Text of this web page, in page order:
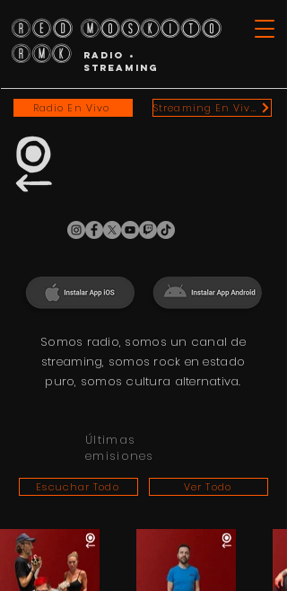
RED MOSKITO
Radio En Vivo
RMK
RADIO •
STREAMING
Streaming En Vivo
Somos radio, somos un canal de
streaming, somos rock en estado
puro, somos cultura alternativa.
Últimas
emisiones
Escuchar Todo Ver Todo